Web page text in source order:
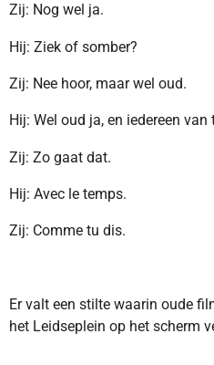
Zij: Nog wel ja.
Hij: Ziek of somber?
Zij: Nee hoor, maar wel oud.
Hij: Wel oud ja, en iedereen
Zij: Zo gaat dat.
Hij: Avec le temps.
Zij: Comme tu dis.
Er valt een stilte waarin oude
het Leidseplein op het scherm